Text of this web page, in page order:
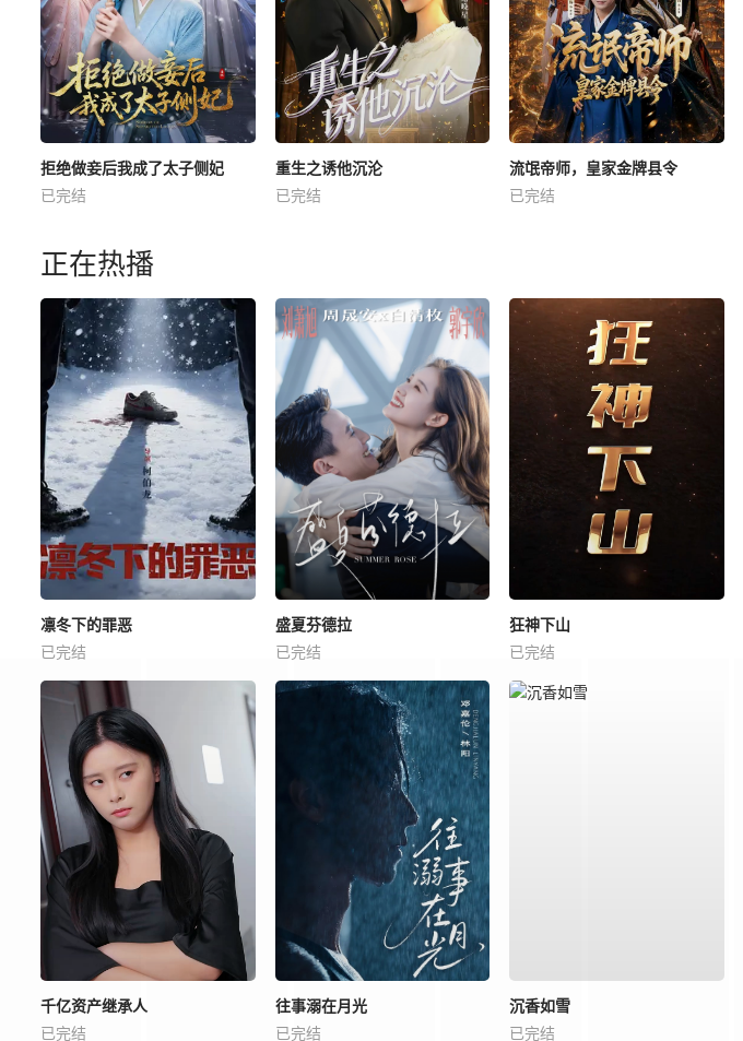
拒绝做妾后我成了太子侧妃
已完结
重生之诱他沉沦
已完结
流氓帝师，皇家金牌县令
已完结
正在热播
凛冬下的罪恶
已完结
盛夏芬德拉
已完结
狂神下山
已完结
千亿资产继承人
已完结
往事溺在月光
已完结
沉香如雪
已完结